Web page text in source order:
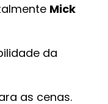
Mick
da
as cenas.